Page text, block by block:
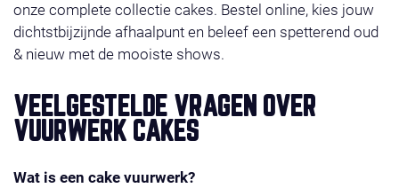
onze complete collectie cakes. Bestel online, kies jouw
dichtstbijzijnde afhaalpunt en beleef een spetterend oud
& nieuw met de mooiste shows.
VEELGESTELDE VRAGEN OVER
VUURWERK CAKES
Wat is een cake vuurwerk?